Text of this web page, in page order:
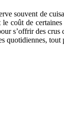
souvent de
coût de certaines
s’offrir des
quotidiennes,